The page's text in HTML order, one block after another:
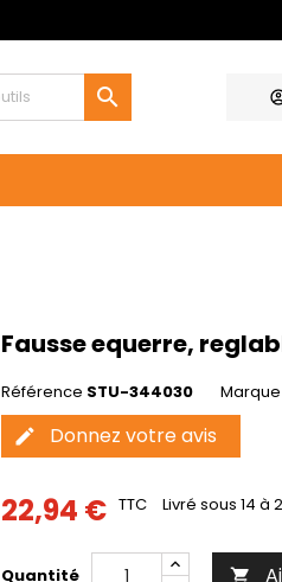

Fausse equerre,
Référence STU-344030 Marque
edit Donnez votre avis
22,94 € TTC Livré sous 14 à
Quantité 